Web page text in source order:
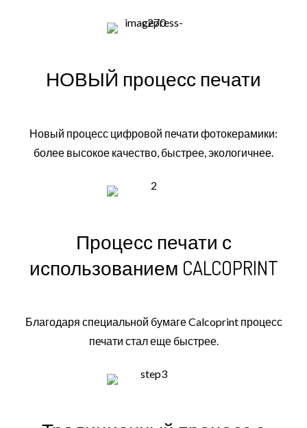
НОВЫЙ процесс печати
Новый процесс цифровой печати фотокерамики:
более высокое качество, быстрее, экологичнее.
Процесс печати с
использованием CALCOPRINT
Благодаря специальной бумаге Calcoprint процесс
печати стал еще быстрее.